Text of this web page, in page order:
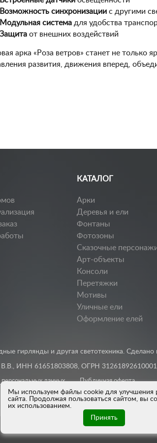
Возможность синхронизациис другими
Модульная системадля удобства
Защитаот внешних воздействий
арка «Роза ветров» станет не
развития, движения вперед,
КАТАЛОГ
Арки
Деревья и ели
Фонтаны
Фотозоны
Сказочные
Арт-объекты
Консоли
Перетяжки
Мотивы
Уличные ели
Оформление елей
гирлянды и другая светотехника. Сделано
ИНН 61651803808, ОГРН
данных Публичная оферта
Мы используем файлы cookie для улучшения
сайта. Продолжая пользоваться сайтом, вы
их использованием.
Принять